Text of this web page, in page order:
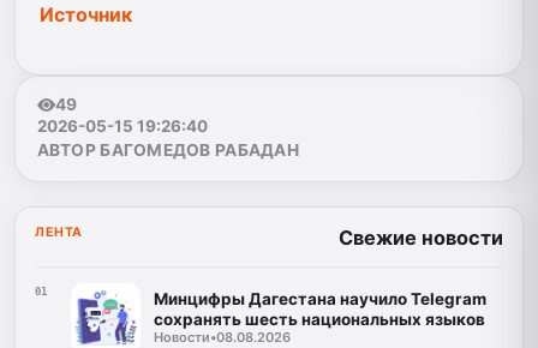
Источник
49
2026-05-15 19:26:40
АВТОР БАГОМЕДОВ РАБАДАН
ЛЕНТА Свежие новости
01
Минцифры Дагестана научило Telegram
сохранять шесть национальных языков
Новости•08.08.2026